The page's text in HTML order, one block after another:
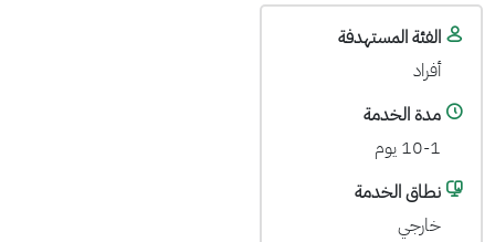
الفئة المستهدفة
أفراد
مدة الخدمة
10-1 يوم
نطاق الخدمة
خارجي